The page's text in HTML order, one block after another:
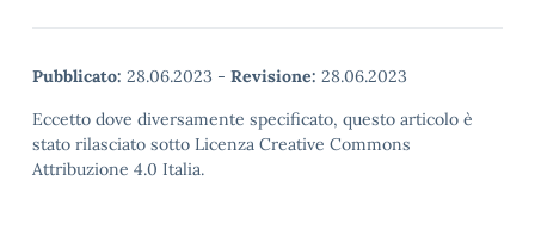
Pubblicato: 28.06.2023 - Revisione: 28.06.2023
Eccetto dove diversamente specificato, questo articolo è
stato rilasciato sotto Licenza Creative Commons
Attribuzione 4.0 Italia.